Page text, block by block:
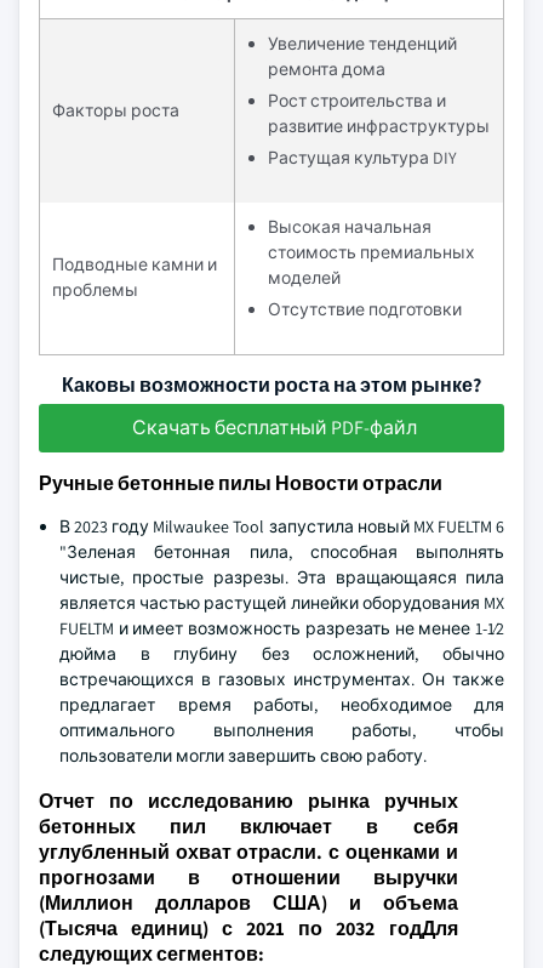
Факторы роста
Увеличение тенденций
ремонта дома
Рост строительства и
развитие инфраструктуры
Растущая культура DIY
Подводные камни и
проблемы
Высокая начальная
стоимость премиальных
моделей
Отсутствие подготовки
Каковы возможности роста на этом рынке?
Скачать бесплатный PDF-файл
Ручные бетонные пилы Новости отрасли
В 2023 году Milwaukee Tool запустила новый MX FUELTM 6
"Зеленая бетонная пила, способная выполнять
чистые, простые разрезы. Эта вращающаяся пила
является частью растущей линейки оборудования MX
FUELTM и имеет возможность разрезать не менее 1-1⁄2
дюйма в глубину без осложнений, обычно
встречающихся в газовых инструментах. Он также
предлагает время работы, необходимое для
оптимального выполнения работы, чтобы
пользователи могли завершить свою работу.
Отчет по исследованию рынка ручных
бетонных пил включает в себя
углубленный охват отрасли. с оценками и
прогнозами в отношении выручки
(Миллион долларов США) и объема
(Тысяча единиц) с 2021 по 2032 годДля
следующих сегментов: